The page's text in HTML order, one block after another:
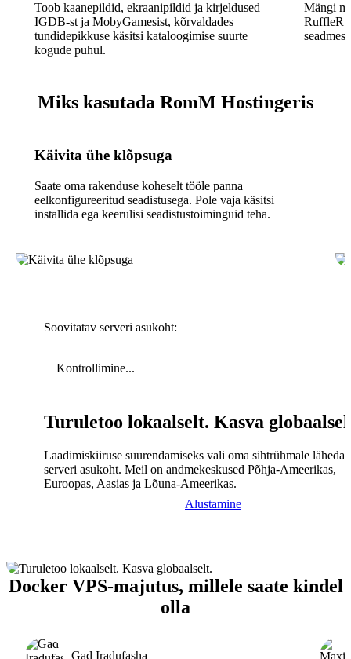
Toob kaanepildid, ekraanipildid ja kirjeldused
IGDB-st ja MobyGamesist, kõrvaldades
tundidepikkuse käsitsi kataloogimise suurte
kogude puhul.
Mängi
Miks kasutada RomM Hostingeris
Käivita ühe klõpsuga
Saate oma rakenduse koheselt tööle panna
eelkonfigureeritud seadistusega. Pole vaja käsitsi
installida ega keerulisi seadistustoiminguid teha.
Soovitatav serveri asukoht:
Kontrollimine...
Turuletoo lokaalselt. Kasva
Laadimiskiiruse suurendamiseks vali oma sihtrühmale lähedal
serveri asukoht. Meil on andmekeskused Põhja-Ameerikas,
Euroopas, Aasias ja Lõuna-Ameerikas.
Alustamine
Docker VPS-majutus, millele saate kindel
olla
Gad Iradufasha